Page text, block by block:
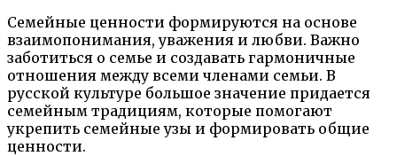
Семейные ценности формируются на основе
взаимопонимания, уважения и любви. Важно
заботиться о семье и создавать гармоничные
отношения между всеми членами семьи. В
русской культуре большое значение придается
семейным традициям, которые помогают
укрепить семейные узы и формировать общие
ценности.